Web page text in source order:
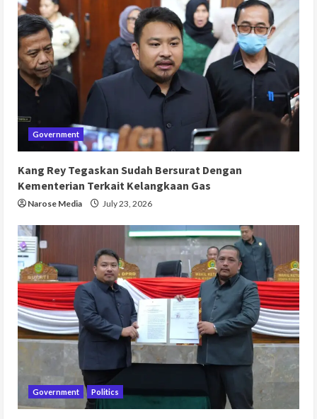
Government
Kang Rey Tegaskan Sudah Bersurat Dengan
Kementerian Terkait Kelangkaan Gas
Narose Media July 23, 2026
Government Politics